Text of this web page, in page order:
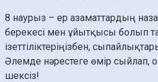
8 наурыз – ер азаматтардың
берекесі мен ұйытқысы болып
ізеттіліктеріңізбен,
Әлемде нәрестеге өмір сыйлап,
шексіз!